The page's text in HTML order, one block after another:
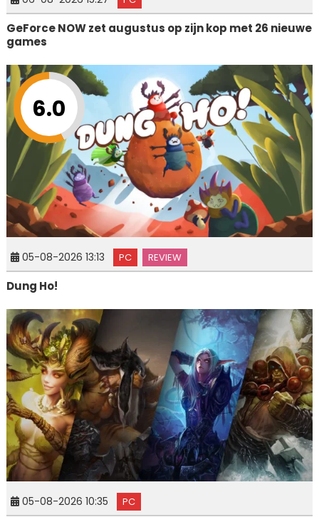
GeForce NOW zet augustus op zijn kop met 26 nieuwe
games
6.0
05-08-2026 13:13 PC REVIEW
Dung Ho!
05-08-2026 10:35 PC